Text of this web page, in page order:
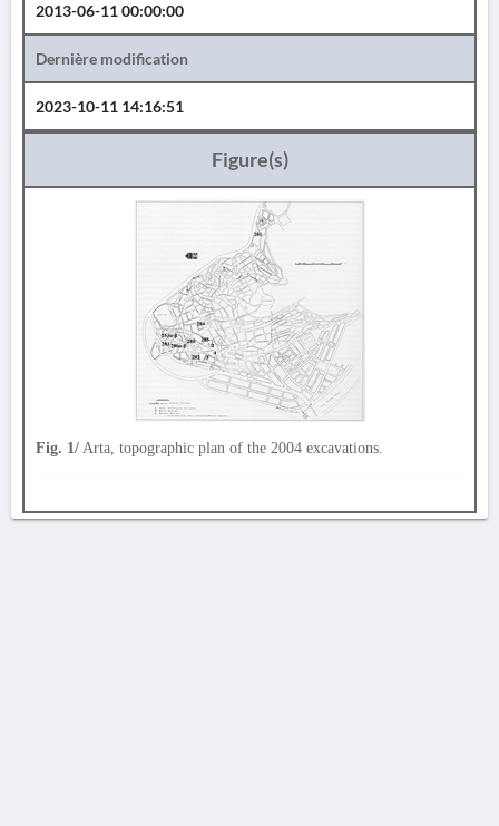
2013-06-11 00:00:00
Dernière modification
2023-10-11 14:16:51
Figure(s)
Fig. 1/ Arta, topographic plan of the 2004 excavations.